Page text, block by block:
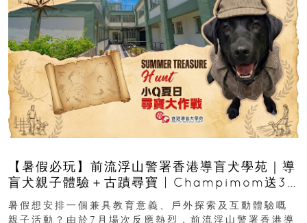
【暑假必玩】前流浮山警署香港導盲犬學苑｜導
盲犬親子體驗＋古蹟尋寶 | Champimom送3
組免費名額
暑假想安排一個兼具教育意義、戶外探索及互動體驗嘅
親子活動？由於7月場次反應熱烈，前流浮山警署香港導